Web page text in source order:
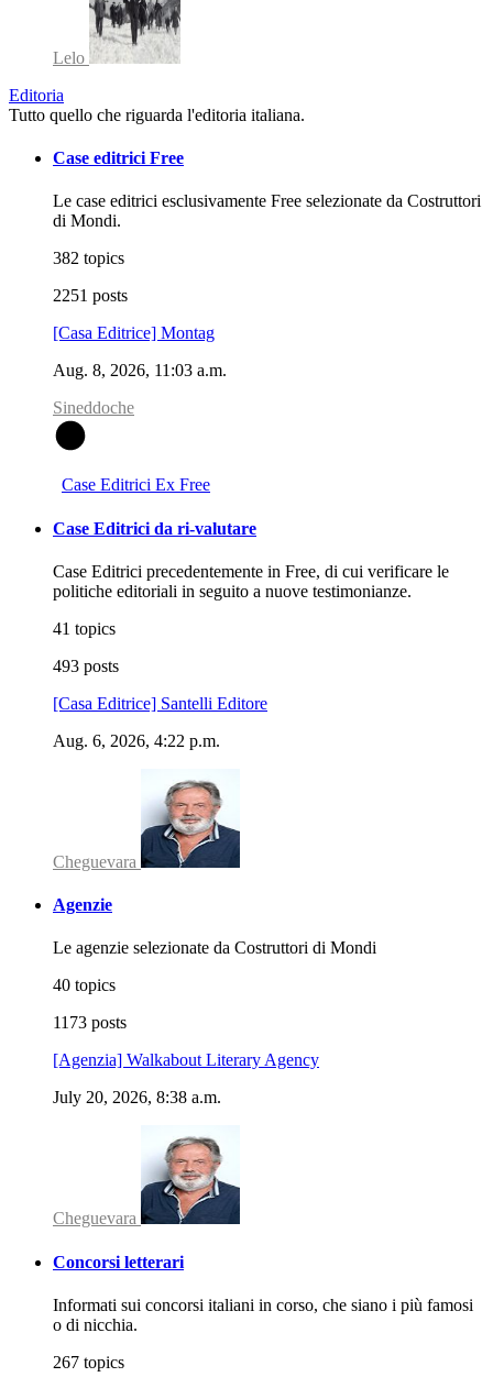
Lelo
Editoria
Tutto quello che riguarda l'editoria italiana.
Case editrici Free
Le case editrici esclusivamente Free selezionate da Costruttori
di Mondi.
382 topics
2251 posts
[Casa Editrice] Montag
Aug. 8, 2026, 11:03 a.m.
Sineddoche
Case Editrici Ex Free
Case Editrici da ri-valutare
Case Editrici precedentemente in Free, di cui verificare le
politiche editoriali in seguito a nuove testimonianze.
41 topics
493 posts
[Casa Editrice] Santelli Editore
Aug. 6, 2026, 4:22 p.m.
Cheguevara
Agenzie
Le agenzie selezionate da Costruttori di Mondi
40 topics
1173 posts
[Agenzia] Walkabout Literary Agency
July 20, 2026, 8:38 a.m.
Cheguevara
Concorsi letterari
Informati sui concorsi italiani in corso, che siano i più famosi
o di nicchia.
267 topics